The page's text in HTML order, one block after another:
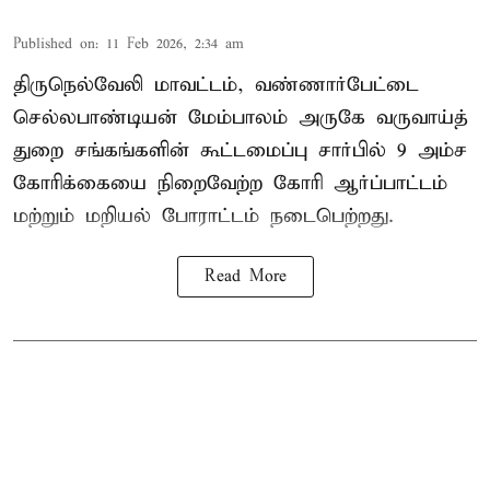
Published on: 11 Feb 2026, 2:34 am
திருநெல்வேலி மாவட்டம், வண்ணார்பேட்டை
செல்லபாண்டியன் மேம்பாலம் அருகே வருவாய்த்
துறை சங்கங்களின் கூட்டமைப்பு சார்பில் 9 அம்ச
கோரிக்கையை நிறைவேற்ற கோரி ஆர்ப்பாட்டம்
மற்றும் மறியல் போராட்டம் நடைபெற்றது.
Read More